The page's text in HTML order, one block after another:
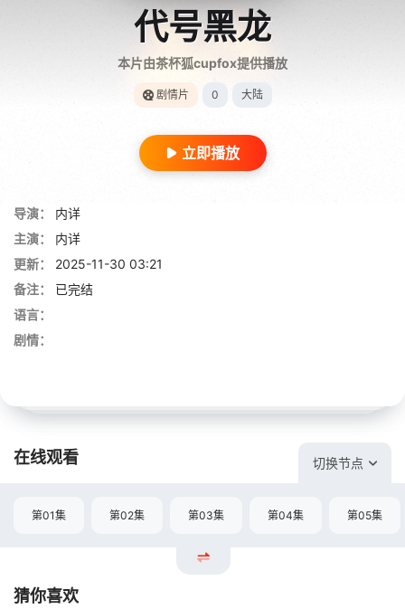
代号黑龙
本片由茶杯狐cupfox提供播放
剧情片 0 大陆
立即播放
导演：
内详
主演：
内详
更新：
2025-11-30 03:21
备注：
已完结
语言：
剧情：
在线观看 切换节点
第01集 第02集 第03集 第04集 第05集
猜你喜欢